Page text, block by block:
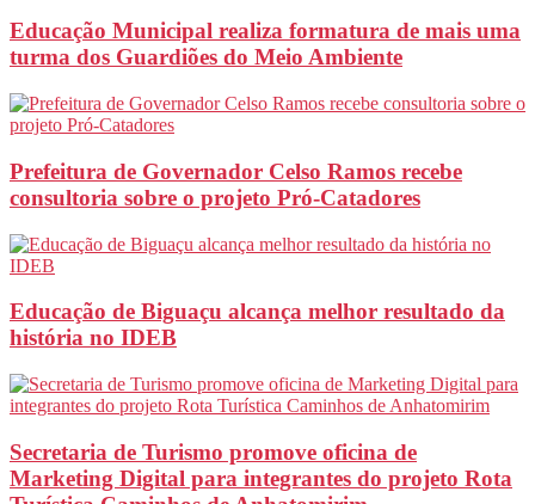
Educação Municipal realiza formatura de mais uma
turma dos Guardiões do Meio Ambiente
Prefeitura de Governador Celso Ramos recebe
consultoria sobre o projeto Pró-Catadores
Educação de Biguaçu alcança melhor resultado da
história no IDEB
Secretaria de Turismo promove oficina de
Marketing Digital para integrantes do projeto Rota